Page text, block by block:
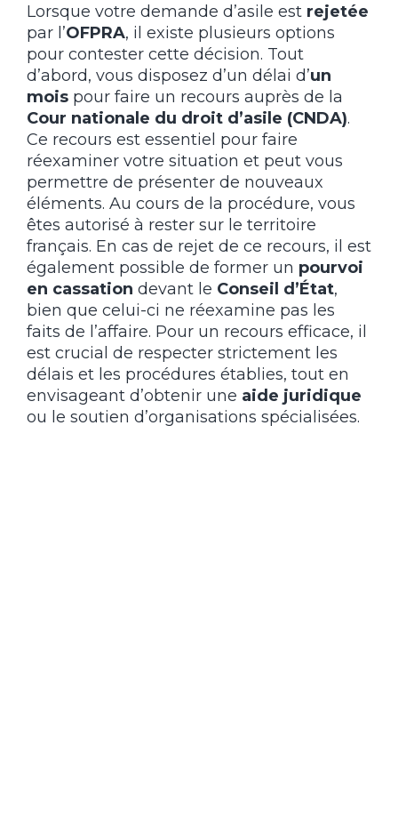
Lorsque votre demande d’asile est rejetée
par l’OFPRA, il existe plusieurs options
pour contester cette décision. Tout
d’abord, vous disposez d’un délai d’un
mois pour faire un recours auprès de la
Cour nationale du droit d’asile (CNDA).
Ce recours est essentiel pour faire
réexaminer votre situation et peut vous
permettre de présenter de nouveaux
éléments. Au cours de la procédure, vous
êtes autorisé à rester sur le territoire
français. En cas de rejet de ce recours, il est
également possible de former un pourvoi
en cassation devant le Conseil d’État,
bien que celui-ci ne réexamine pas les
faits de l’affaire. Pour un recours efficace, il
est crucial de respecter strictement les
délais et les procédures établies, tout en
envisageant d’obtenir une aide juridique
ou le soutien d’organisations spécialisées.